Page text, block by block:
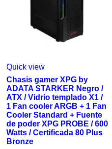
Quick view
Chasis gamer XPG by
ADATA STARKER Negro /
ATX / Vidrio templado X1 /
1 Fan cooler ARGB + 1 Fan
Cooler Standard + Fuente
de poder XPG PROBE / 600
Watts / Certificada 80 Plus
Bronze